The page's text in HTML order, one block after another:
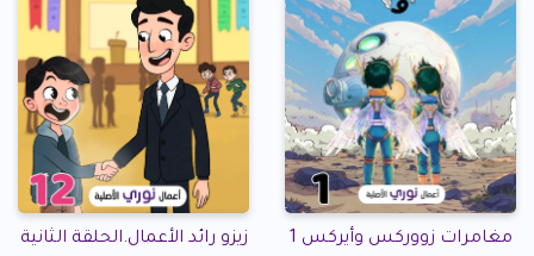
مغامرات زووركس وأيركس 1
زيزو رائد الأعمال.الحلقة الثانية